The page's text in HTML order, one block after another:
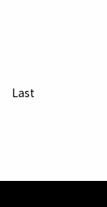
雖然還沒觀察
陸地上的斷層
經進入活躍期。
Last